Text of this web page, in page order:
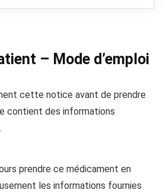
– Mode d’emploi
cette notice avant de prendre
contient des informations
prendre ce médicament en
les informations fournies